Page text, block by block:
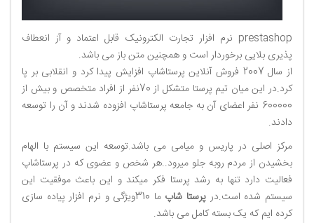
prestashop نرم افزار تجارت الکترونیک قابل اعتماد و آز انعطاف
پذیری بلایی برخوردار است و همچنین متن باز می باشد.
از سال 2007 فروش آنلاین پرستاشاپ افزایش پیدا کرد و انقلابی بر پا
کرد.در این میان تیم پرستا متشکل از 70نفر از افراد متخصص و بیش از
600000 نفر اعضای آن به جامعه پرستاشاپ افزوده شدند و آن را توسعه
دادند.
مرکز اصلی در پاریس و میامی می باشد.توسعه این سیستم با الهام
بخشیدن از مردم روبه جلو میرود..هر شخص و عضوی که در پرستاشاپ
فعالیت دارد تنها به رشد پرستا فکر میکند و این باعث موفقیت این
سیستم شده است.در پرستا شاپ
ما 310ویژگی و نرم افزار پیاده سازی
کرده ایم که یک بسته کامل می باشد.